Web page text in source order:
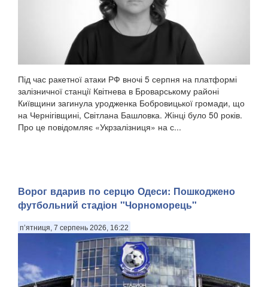
Під час ракетної атаки РФ вночі 5 серпня на платформі
залізничної станції Квітнева в Броварському районі
Київщини загинула уродженка Бобровицької громади, що
на Чернігівщині, Світлана Башловка. Жінці було 50 років.
Про це повідомляє «Укрзалізниця» на с...
Ворог вдарив по серцю Одеси: Пошкоджено
футбольний стадіон "Чорноморець"
п’ятниця, 7 серпень 2026, 16:22